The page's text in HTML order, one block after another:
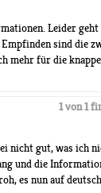
Leider
sind die
mehr für die
1 von 1
nicht gut, was ich
und die
es nun auf